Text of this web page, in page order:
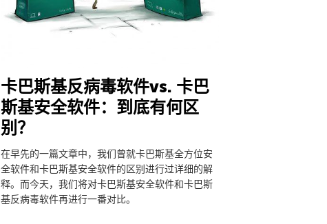
卡巴斯基反病毒软件vs. 卡巴
斯基安全软件：到底有何区
别？
在早先的一篇文章中，我们曾就卡巴斯基全方位安
全软件和卡巴斯基安全软件的区别进行过详细的解
释。而今天，我们将对卡巴斯基安全软件和卡巴斯
基反病毒软件再进行一番对比。